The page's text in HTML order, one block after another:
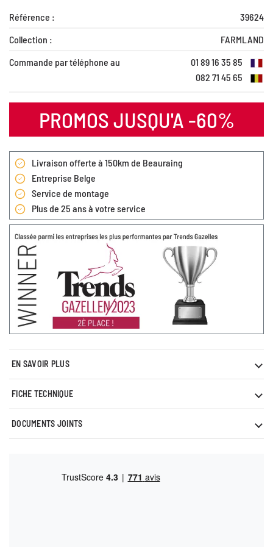
Référence :
39624
Collection :
FARMLAND
Commande par téléphone au
01 89 16 35 85
082 71 45 65
PROMOS JUSQU'A -60%
Livraison offerte à 150km de Beauraing
Entreprise Belge
Service de montage
Plus de 25 ans à votre service
EN SAVOIR PLUS
FICHE TECHNIQUE
DOCUMENTS JOINTS